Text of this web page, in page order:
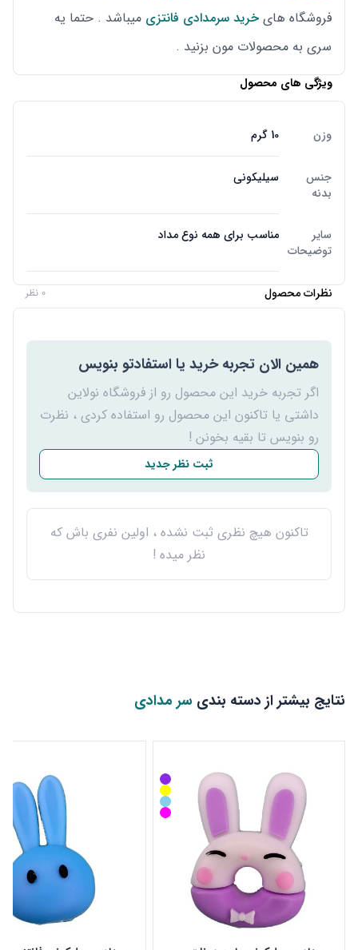
فروشگاه های خرید سرمدادی فانتزی میباشد . حتما یه
سری به محصولات مون بزنید .
ویژگی های محصول
وزن 10 گرم
جنس
بدنه
سیلیکونی
سایر
توضیحات
مناسب برای همه نوع مداد
نظرات محصول 0 نظر
همین الان تجربه خرید یا استفادتو بنویس
اگر تجربه خرید این محصول رو از فروشگاه نولاین
داشتی یا تاکنون این محصول رو استفاده کردی ، نظرت
رو بنویس تا بقیه بخونن !
ثبت نظر جدید
تاکنون هیچ نظری ثبت نشده ، اولین نفری باش که
نظر میده !
نتایج بیشتر از دسته بندی سر مدادی